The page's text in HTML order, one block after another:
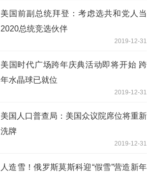
美国前副总统拜登：考虑选共和党人当
2020总统竞选伙伴
2019-12-31
美国时代广场跨年庆典活动即将开始 跨
年水晶球已就位
2019-12-31
美国人口普查局：美国众议院席位将重新
洗牌
2019-12-31
人造雪！俄罗斯莫斯科迎“假雪”营造新年